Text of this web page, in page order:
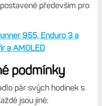
především pro
955, Enduro 3 a
a AMOLED
podmínky
pár svých hodinek s
jsou jiné: